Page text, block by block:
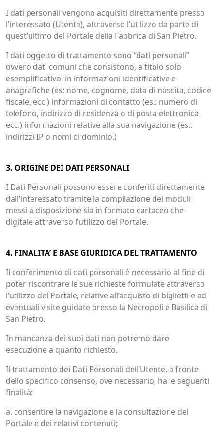
I dati personali vengono acquisiti direttamente presso
l’interessato (Utente), attraverso l’utilizzo da parte di
quest’ultimo del Portale della Fabbrica di San Pietro.
I dati oggetto di trattamento sono “dati personali”
ovvero dati comuni che consistono, a titolo solo
esemplificativo, in informazioni identificative e
anagrafiche (es: nome, cognome, data di nascita, codice
fiscale, ecc.) informazioni di contatto (es.: numero di
telefono, indirizzo di residenza o di posta elettronica
ecc.) informazioni relative alla sua navigazione (es.:
indirizzi IP o nomi di dominio.)
3. ORIGINE DEI DATI PERSONALI
I Dati Personali possono essere conferiti direttamente
dall’interessato tramite la compilazione dei moduli
messi a disposizione sia in formato cartaceo che
digitale attraverso l’utilizzo del Portale.
4. FINALITA’ E BASE GIURIDICA DEL TRATTAMENTO
Il conferimento di dati personali è necessario al fine di
poter riscontrare le sue richieste formulate attraverso
l’utilizzo del Portale, relative all’acquisto di biglietti e ad
eventuali visite guidate presso la Necropoli e Basilica di
San Pietro.
In mancanza dei suoi dati non potremo dare
esecuzione a quanto richiesto.
Il trattamento dei Dati Personali dell’Utente, a fronte
dello specifico consenso, ove necessario, ha le seguenti
finalità:
a. consentire la navigazione e la consultazione del
Portale e dei relativi contenuti;